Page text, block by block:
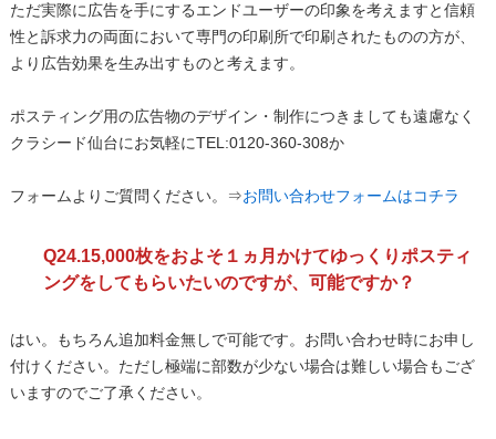
ただ実際に広告を手にするエンドユーザーの印象を考えますと信頼
性と訴求力の両面において専門の印刷所で印刷されたものの方が、
より広告効果を生み出すものと考えます。
ポスティング用の広告物のデザイン・制作につきましても遠慮なく
クラシード仙台にお気軽にTEL:0120-360-308か
フォームよりご質問ください。⇒お問い合わせフォームはコチラ
Q24.15,000枚をおよそ１ヵ月かけてゆっくりポスティ
ングをしてもらいたいのですが、可能ですか？
はい。もちろん追加料金無しで可能です。お問い合わせ時にお申し
付けください。ただし極端に部数が少ない場合は難しい場合もござ
いますのでご了承ください。